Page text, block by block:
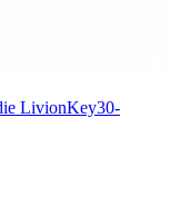
LivionKey30-